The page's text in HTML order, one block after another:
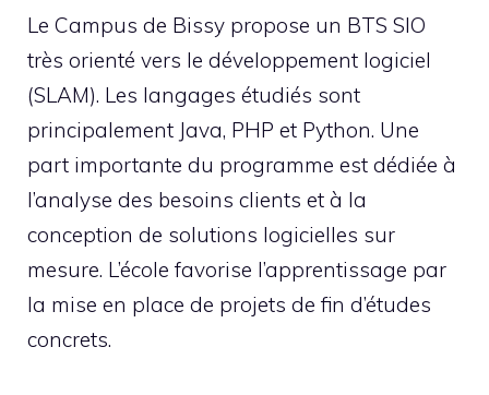
Le Campus de Bissy propose un BTS SIO
très orienté vers le développement logiciel
(SLAM). Les langages étudiés sont
principalement Java, PHP et Python. Une
part importante du programme est dédiée à
l’analyse des besoins clients et à la
conception de solutions logicielles sur
mesure. L’école favorise l’apprentissage par
la mise en place de projets de fin d’études
concrets.